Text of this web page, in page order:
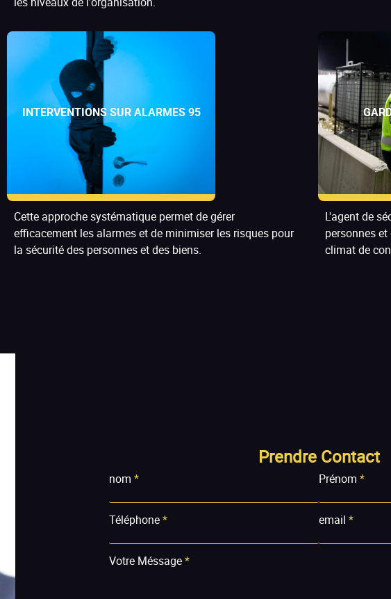
INTERVENTIONS SUR ALARMES 95
Cette approche systématique permet de gérer
efficacement les alarmes et de minimiser les risques pour
la sécurité des personnes et des biens.
L'agent de
personnes
climat de
Prendre Contact
nom *
Téléphone*
Prénom*
email*
Votre Méssage*